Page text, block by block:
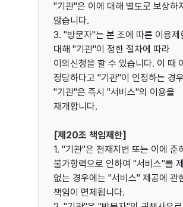
"기관"은 이에 대해 별도로 보상하지
않습니다.
3. "방문자"는 본 조에 따른 이용제
대해 "기관"이 정한 절차에 따라
이의신청을 할 수 있습니다. 이 때
정당하다고 "기관"이 인정하는 경우
"기관"은 즉시 "서비스"의 이용을
재개합니다.
[제20조 책임제한]
1. "기관"은 천재지변 또는 이에 준
불가항력으로 인하여 "서비스"를
없는 경우에는 "서비스" 제공에 관
책임이 면제됩니다.